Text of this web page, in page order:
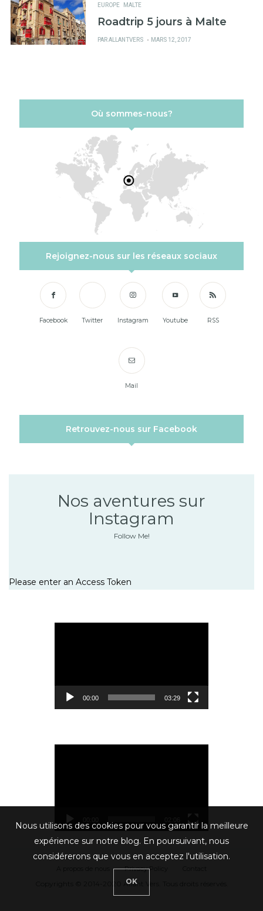
EUROPE MALTE
Roadtrip 5 jours à Malte
PARALLANTVERS
PUBLIÉ
MARS 12, 2017
Où sommes-nous?
Rejoignez-nous sur les réseaux sociaux
Facebook Twitter Instagram Youtube RSS
Mail
Retrouvez-nous sur Facebook
Nos aventures sur
Instagram
Follow Me!
Please enter an Access Token
00:00 03:29
Privacy Policy
Copyrights © 2014-2020 Allant Vers. Tous droits réservés.
Nous utilisons des cookies pour vous garantir la meilleure
expérience sur notre blog. En poursuivant, nous
considérerons que vous en acceptez l'utilisation.
OK